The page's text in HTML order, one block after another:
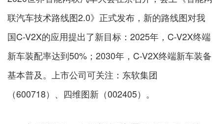
联汽车技术路线图2.0》正式发布，新的路线图对我
国C-V2X的应用提出了新目标：2025年，C-V2X终端
新车装配率达到50%；2030年，C-V2X终端新车装备
基本普及。上市公司可关注：东软集团
（600718）、四维图新（002405）。